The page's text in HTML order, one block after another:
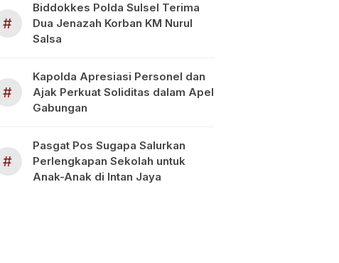
#
Biddokkes Polda Sulsel Terima
Dua Jenazah Korban KM Nurul
Salsa
#
Kapolda Apresiasi Personel dan
Ajak Perkuat Soliditas dalam Apel
Gabungan
#
Pasgat Pos Sugapa Salurkan
Perlengkapan Sekolah untuk
Anak-Anak di Intan Jaya